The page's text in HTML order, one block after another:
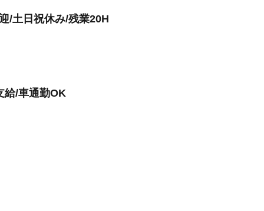
/土日祝休み/残業20H
給/車通勤OK